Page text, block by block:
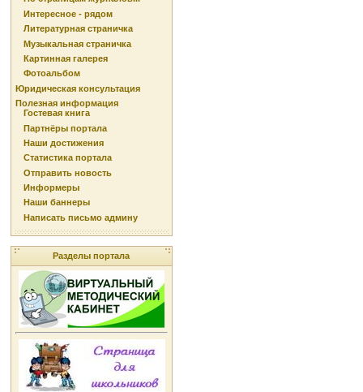
Интересное - рядом
Литературная страничка
Музыкальная страничка
Картинная галерея
Фотоальбом
Юридическая консультация
Полезная информация
Гостевая книга
Партнёры портала
Наши достижения
Статистика портала
Отправить новость
Информеры
Наши баннеры
Написать письмо админу
Разделы портала